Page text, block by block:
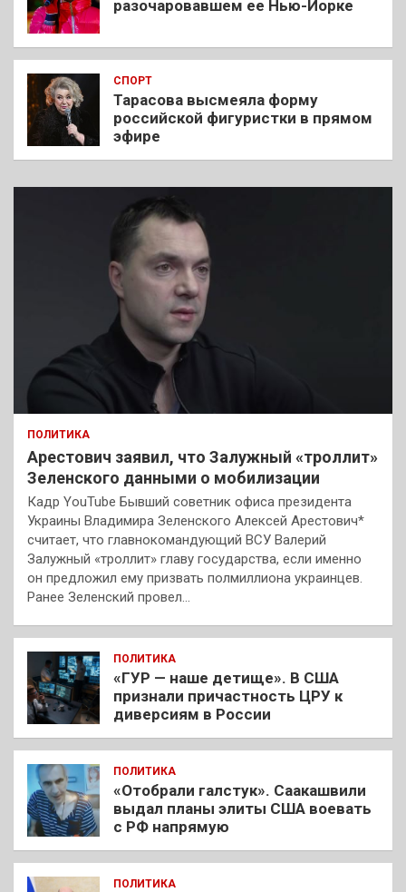
разочаровавшем ее Нью-Йорке
СПОРТ
Тарасова высмеяла форму
российской фигуристки в прямом
эфире
ПОЛИТИКА
Арестович заявил, что Залужный «троллит»
Зеленского данными о мобилизации
Кадр YouTube Бывший советник офиса президента
Украины Владимира Зеленского Алексей Арестович*
считает, что главнокомандующий ВСУ Валерий
Залужный «троллит» главу государства, если именно
он предложил ему призвать полмиллиона украинцев.
Ранее Зеленский провел…
ПОЛИТИКА
«ГУР — наше детище». В США
признали причастность ЦРУ к
диверсиям в России
ПОЛИТИКА
«Отобрали галстук». Саакашвили
выдал планы элиты США воевать
с РФ напрямую
ПОЛИТИКА